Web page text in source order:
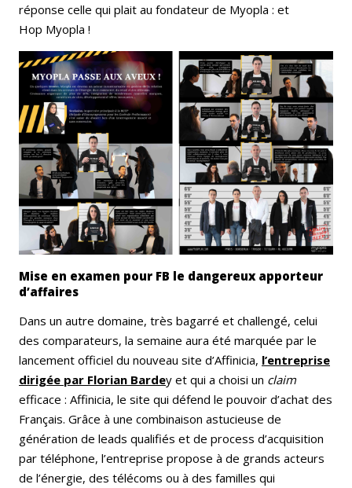
réponse celle qui plait au fondateur de Myopla : et
Hop Myopla !
Mise en examen pour FB le dangereux apporteur
d’affaires
Dans un autre domaine, très bagarré et challengé, celui
des comparateurs, la semaine aura été marquée par le
lancement officiel du nouveau site d’Affinicia, l’entreprise
dirigée par Florian Bardey et qui a choisi un claim
efficace : Affinicia, le site qui défend le pouvoir d’achat des
Français. Grâce à une combinaison astucieuse de
génération de leads qualifiés et de process d’acquisition
par téléphone, l’entreprise propose à de grands acteurs
de l’énergie, des télécoms ou à des familles qui